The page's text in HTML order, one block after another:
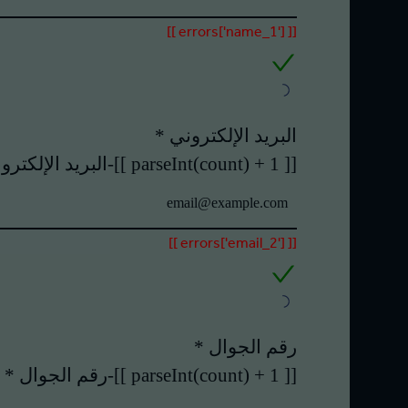
[[ errors['name_1'] ]]
البريد الإلكتروني *
[[ parseInt(count) + 1 ]]-البريد الإلكتروني *
[[ errors['email_2'] ]]
رقم الجوال *
[[ parseInt(count) + 1 ]]-رقم الجوال *